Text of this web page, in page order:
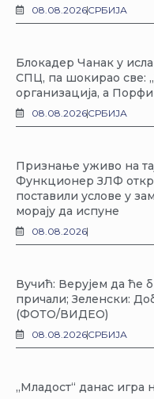
08.08.2026СРБИЈА
Блокадер Чанак у
СПЦ, па шокирао све:
организација, а
08.08.2026СРБИЈА
Признање уживо на
Функционер ЗЛФ
поставили услове у
морају да испуне
08.08.2026
Вучић: Верујем да ће
причали; Зеленски:
(ФОТО/ВИДЕО)
08.08.2026СРБИЈА
„Младост“ данас